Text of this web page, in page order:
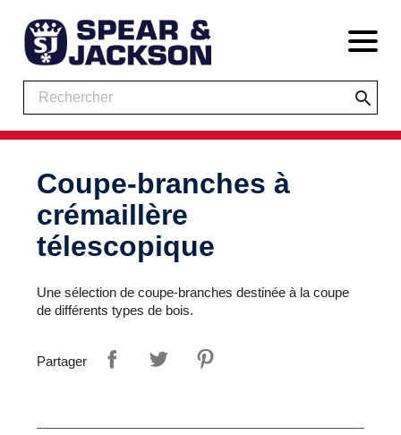
search
Coupe-branches à
crémaillère
télescopique
Une sélection de coupe-branches destinée à la coupe
de différents types de bois.
Partager